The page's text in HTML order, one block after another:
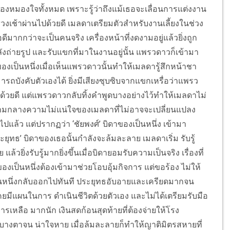
มองใจทั้งหมด เพราะรู้ว่าถึงแม้เธอจะเลื่อนการแต่งงาน
ช้าผ่านไปด้วยดี เมลดาเตรียมตัวสำหรับงานเลี้ยงในช่วง
มากกว่าจะเป็นคนจริง เครื่องหน้าที่งดงามอยู่แล้วยิ่งถูก
ถ่ายรูป และรับแขกที่มาในงานอยู่นั้น แพรวดาวก็เข้ามา
เป็นหนึ่งเมื่อเห็นแพรวดาวนั้นทำให้เมลดารู้สึกหน้าชา
ถบังคับตัวเองได้ ยิ่งมีเสียงซุบซิบจากแขกเหรื่อว่าแพรว
วยดี แต่แพรวดาวกลับทิ้งคำพูดบางอย่างไว้ทำให้เมลดาไม่
ลางความไม่แน่ใจของเมลดาที่ไม่อาจจะเปลี่ยนแปลง
แล้ว แต่ปรากฏว่า ‘ชัยพงศ์’ บิดาของเป็นหนึ่ง เข้ามา
ทธ’ บิดาของเธอนั้นกำลังจะล้มละลาย เมลดาเริ่ม รับรู้
แล้วยิ่งรับรู้มากยิ่งขึ้นเมื่อบิดายอมรับความเป็นจริง เรื่องที่
เป็นหนึ่งต้องเข้ามาช่วยโอบอุ้มกิจการ แต่ขอร้อง ไม่ให้
นึ่งกลับออกไปทันที ประยุทธอับอายและเครียดมากจน
มีแผนในการ ดำเนินชีวิตด้วยตัวเอง และไม่ได้เตรียมรับมือ
เหลือ มากนัก เงินสดก้อนสุดท้ายที่ต้องจ่ายให้โรง
างตาจน น่าใจหาย เมื่อล้มละลายก็ทำให้ญาติมิตรสหายที่